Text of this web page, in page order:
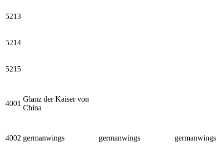
5213
5214
5215
4001
Glanz der Kaiser von
China
4002 germanwings germanwings germanwings